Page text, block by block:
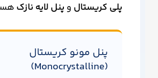
پلی کریستال و پنل لایه نازک
پنل مونو کریستال
(Monocrystalline)